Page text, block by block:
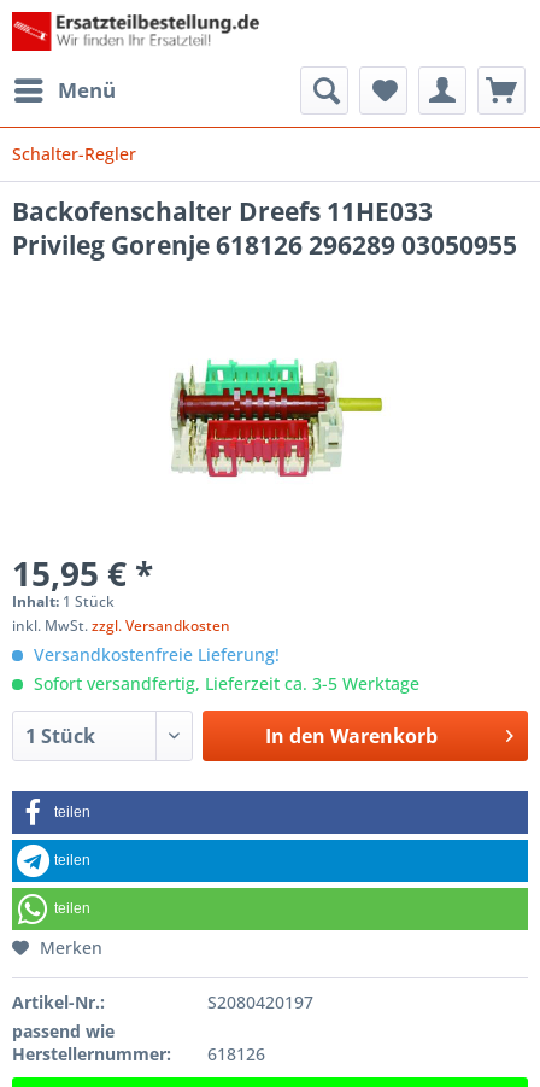
Menü
Schalter-Regler
Backofenschalter Dreefs 11HE033
Privileg Gorenje 618126 296289 03050955
15,95 € *
Inhalt: 1 Stück
inkl. MwSt.zzgl. Versandkosten
Versandkostenfreie Lieferung!
Sofort versandfertig, Lieferzeit ca. 3-5 Werktage
In den Warenkorb
teilen
teilen
teilen
Merken
Artikel-Nr.:
S2080420197
passend wie
Herstellernummer:
618126